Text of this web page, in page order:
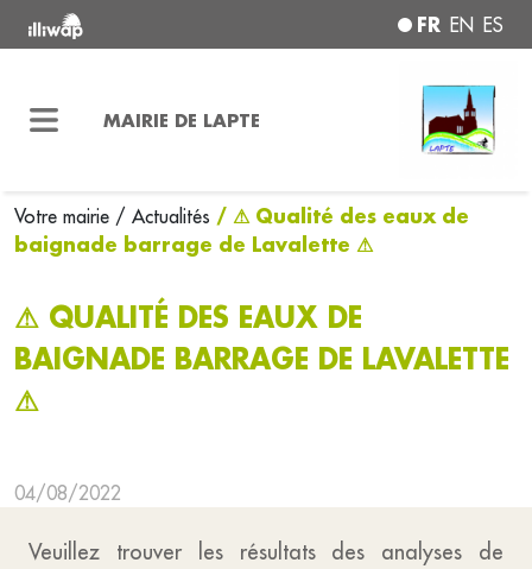
FR EN ES
MAIRIE DE LAPTE
Votre mairie / Actualités / ⚠ Qualité des eaux de
baignade barrage de Lavalette ⚠
⚠ QUALITÉ DES EAUX DE
BAIGNADE BARRAGE DE LAVALETTE
⚠
04/08/2022
Veuillez trouver les résultats des analyses de